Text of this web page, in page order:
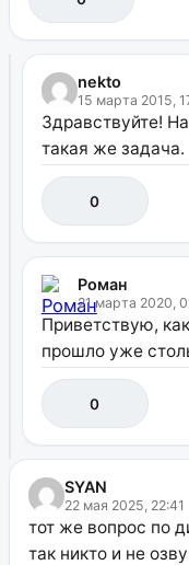
nekto
15 марта 2015,
Здравствуйте!
такая же задача.
0
Роман
21 марта 2020,
Приветствую,
прошло уже
0
SYAN
22 мая 2025, 22:41
тот же вопрос по
так никто и не